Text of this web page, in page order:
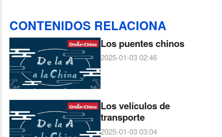
CONTENIDOS RELACIONA
Los puentes chinos
2025-01-03 02:46
Los velículos de
transporte
2025-01-03 03:04